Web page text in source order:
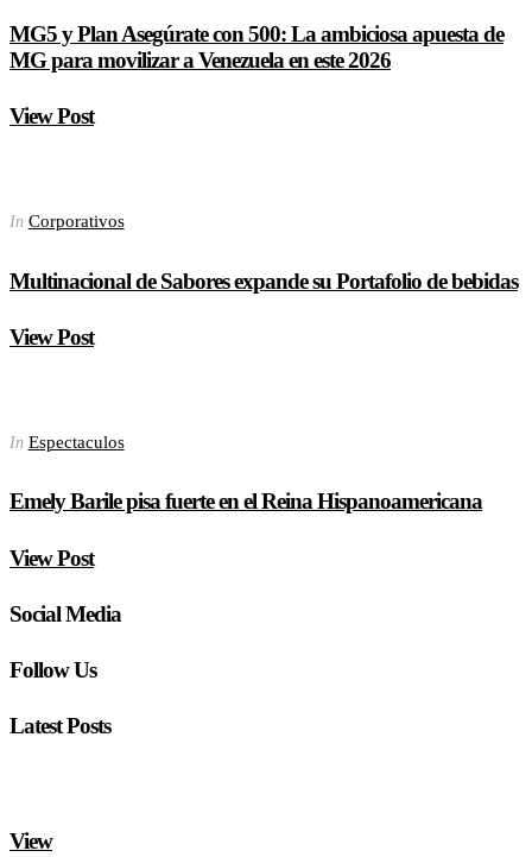
MG5 y Plan Asegúrate con 500: La ambiciosa apuesta de
MG para movilizar a Venezuela en este 2026
View Post
In Corporativos
Multinacional de Sabores expande su Portafolio de bebidas
View Post
In Espectaculos
Emely Barile pisa fuerte en el Reina Hispanoamericana
View Post
Social Media
Follow Us
Latest Posts
View